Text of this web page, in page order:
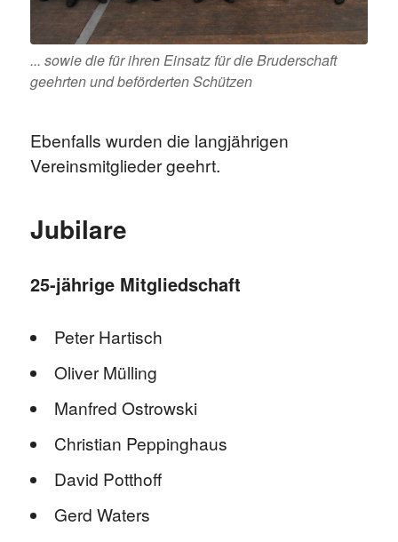
... sowie die für ihren Einsatz für die Bruderschaft
geehrten und beförderten Schützen
Ebenfalls wurden die langjährigen
Vereinsmitglieder geehrt.
Jubilare
25-jährige Mitgliedschaft
Peter Hartisch
Oliver Mülling
Manfred Ostrowski
Christian Peppinghaus
David Potthoff
Gerd Waters